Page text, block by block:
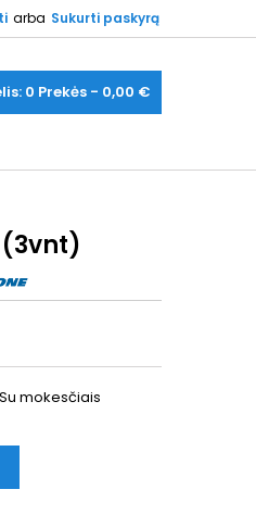
arba Sukurti paskyrą
0 Prekės - 0,00 €
(3vnt)
Su mokesčiais